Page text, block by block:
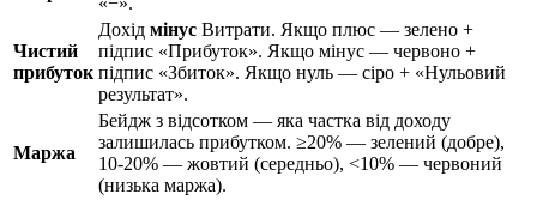
Чистий
прибуток
Дохід мінус Витрати. Якщо плюс — зелено +
підпис «Прибуток». Якщо мінус — червоно +
підпис «Збиток». Якщо нуль — сіро + «Нульовий
результат».
Маржа
Бейдж з відсотком — яка частка від доходу
залишилась прибутком. ≥20% — зелений (добре),
10-20% — жовтий (середньо), <10% — червоний
(низька маржа).